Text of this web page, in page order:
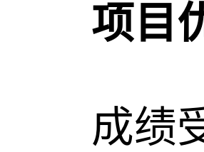
项目
成绩